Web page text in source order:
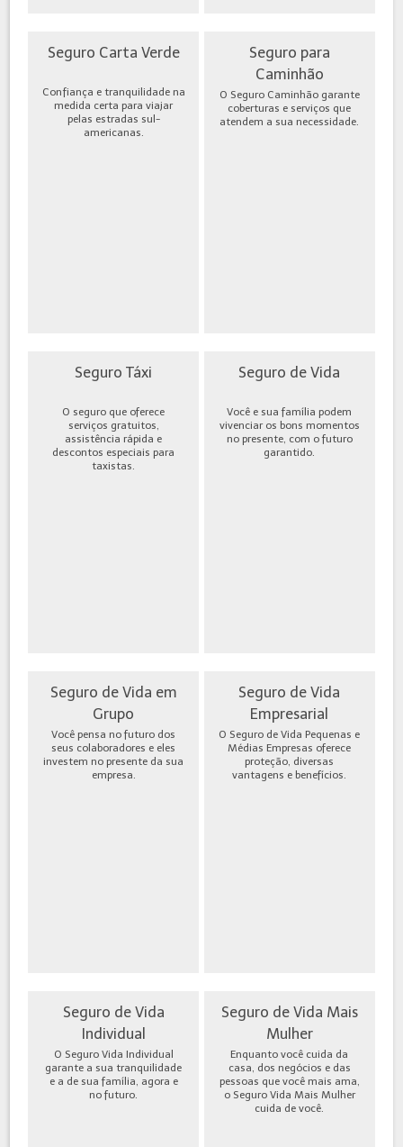
Seguro Carta Verde
Confiança e tranquilidade na
medida certa para viajar
pelas estradas sul-
americanas.
Seguro para
Caminhão
O Seguro Caminhão garante
coberturas e serviços que
atendem a sua necessidade.
Seguro Táxi
O seguro que oferece
serviços gratuitos,
assistência rápida e
descontos especiais para
taxistas.
Seguro de Vida
Você e sua família podem
vivenciar os bons momentos
no presente, com o futuro
garantido.
Seguro de Vida em
Grupo
Você pensa no futuro dos
seus colaboradores e eles
investem no presente da sua
empresa.
Seguro de Vida
Empresarial
O Seguro de Vida Pequenas e
Médias Empresas oferece
proteção, diversas
vantagens e benefícios.
Seguro de Vida
Individual
O Seguro Vida Individual
garante a sua tranquilidade
e a de sua família, agora e
no futuro.
Seguro de Vida Mais
Mulher
Enquanto você cuida da
casa, dos negócios e das
pessoas que você mais ama,
o Seguro Vida Mais Mulher
cuida de você.